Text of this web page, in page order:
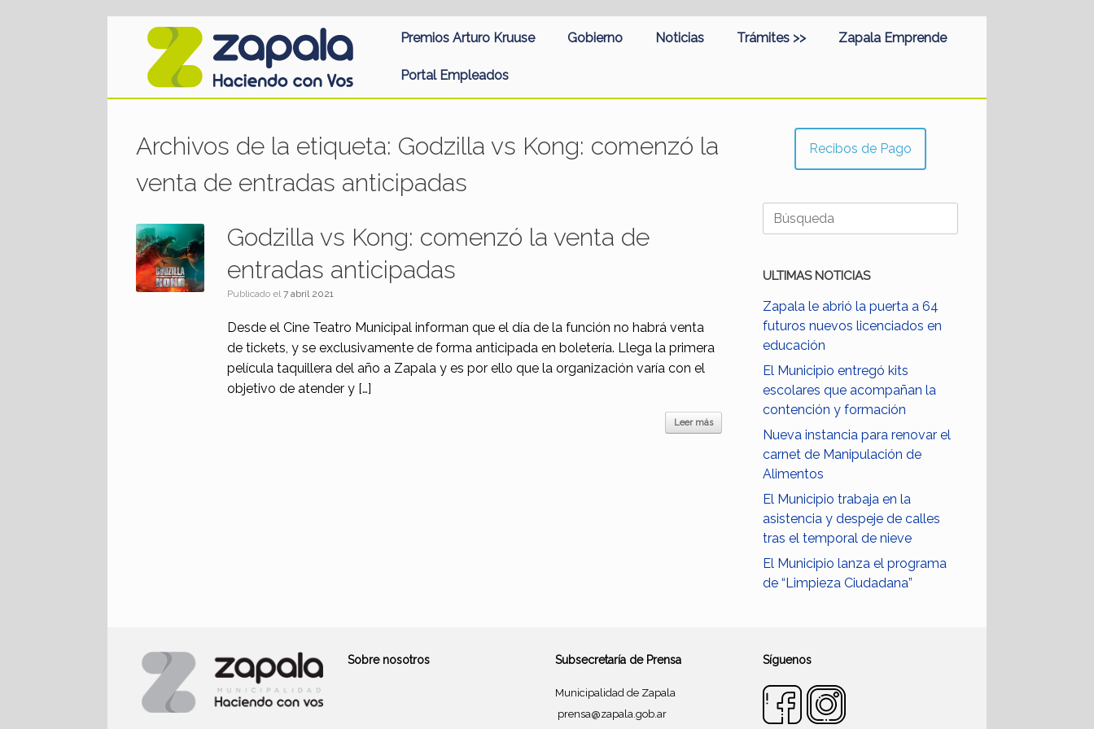
Premios Arturo Kruuse Gobierno Noticias Trámites >> Zapala Emprende
Portal Empleados
Archivos de la etiqueta: Godzilla vs Kong: comenzó la
venta de entradas anticipadas
Godzilla vs Kong: comenzó la venta de
entradas anticipadas
Publicado el7 abril 2021
Desde el Cine Teatro Municipal informan que el día de la función no habrá venta
de tickets, y se exclusivamente de forma anticipada en boletería. Llega la primera
película taquillera del año a Zapala y es por ello que la organización varía con el
objetivo de atender y […]
Leer más
Recibos de Pago
Buscar:
ULTIMAS NOTICIAS
Zapala le abrió la puerta a 64
futuros nuevos licenciados en
educación
El Municipio entregó kits
escolares que acompañan la
contención y formación
Nueva instancia para renovar el
carnet de Manipulación de
Alimentos
El Municipio trabaja en la
asistencia y despeje de calles
tras el temporal de nieve
El Municipio lanza el programa
de “Limpieza Ciudadana”
Sobre nosotros Subsecretaría de Prensa
Municipalidad de Zapala
prensa@zapala.gob.ar
Síguenos